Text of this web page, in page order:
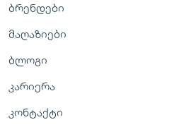
ბრენდები
მაღაზიები
ბლოგი
კარიერა
კონტაქტი